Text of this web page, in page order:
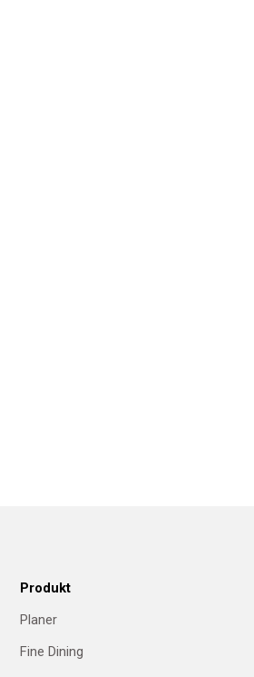
Produkt
Planer
Fine Dining